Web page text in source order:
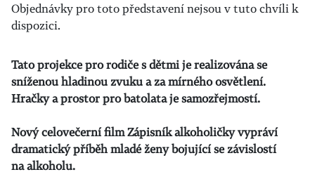
Objednávky pro toto představení nejsou v tuto chvíli k
dispozici.
Tato projekce pro rodiče s dětmi je realizována se
sníženou hladinou zvuku a za mírného osvětlení.
Hračky a prostor pro batolata je samozřejmostí.
Nový celovečerní film Zápisník alkoholičky vypráví
dramatický příběh mladé ženy bojující se závislostí
na alkoholu.